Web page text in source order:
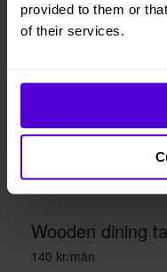
provided to them or
of their services.
1 i lager
140 kr/mån